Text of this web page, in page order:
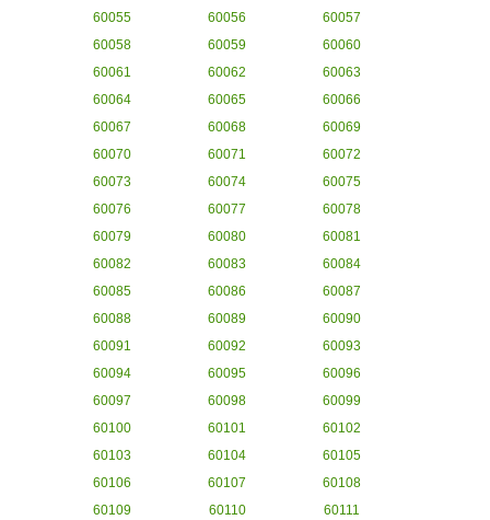
60055
60056
60057
60058
60059
60060
60061
60062
60063
60064
60065
60066
60067
60068
60069
60070
60071
60072
60073
60074
60075
60076
60077
60078
60079
60080
60081
60082
60083
60084
60085
60086
60087
60088
60089
60090
60091
60092
60093
60094
60095
60096
60097
60098
60099
60100
60101
60102
60103
60104
60105
60106
60107
60108
60109
60110
60111